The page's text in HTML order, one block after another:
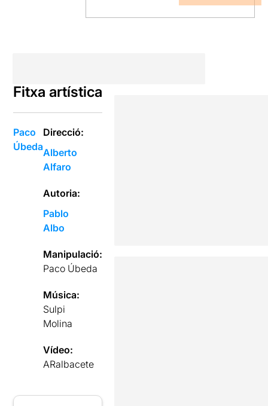
Fitxa artística
Paco
Úbeda
Direcció:
Alberto
Alfaro
Autoria:
Pablo
Albo
Manipulació:
Paco Úbeda
Música:
Sulpi
Molina
Vídeo:
ARalbacete